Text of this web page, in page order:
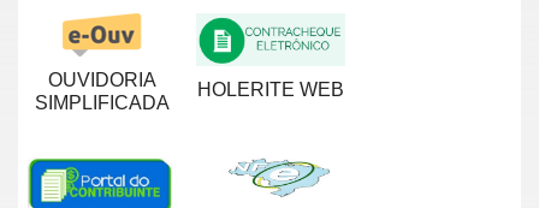
OUVIDORIA
SIMPLIFICADA
HOLERITE WEB